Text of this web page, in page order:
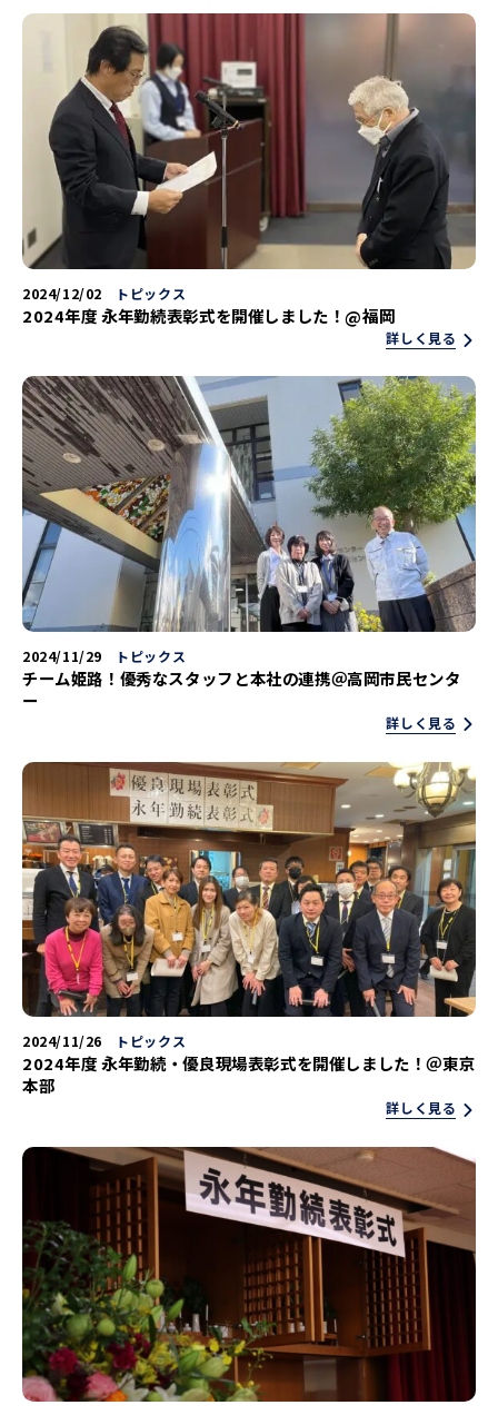
2024/12/02 トピックス
2024年度 永年勤続表彰式を開催しました！@福岡
詳しく見る
2024/11/29 トピックス
チーム姫路！優秀なスタッフと本社の連携＠高岡市民センタ
ー
詳しく見る
2024/11/26 トピックス
2024年度 永年勤続・優良現場表彰式を開催しました！＠東京
本部
詳しく見る